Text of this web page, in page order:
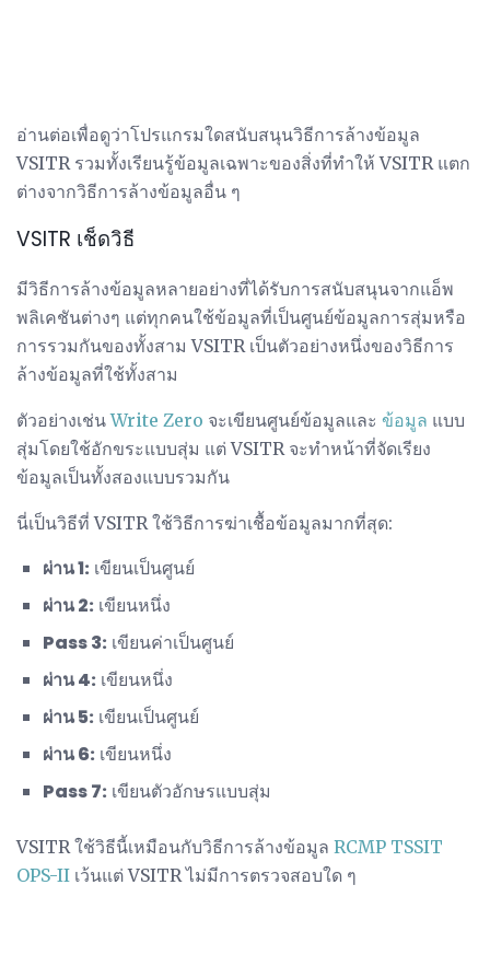
อ่านต่อเพื่อดูว่าโปรแกรมใดสนับสนุนวิธีการล้างข้อมูล
VSITR รวมทั้งเรียนรู้ข้อมูลเฉพาะของสิ่งที่ทำให้ VSITR แตก
ต่างจากวิธีการล้างข้อมูลอื่น ๆ
VSITR เช็ดวิธี
มีวิธีการล้างข้อมูลหลายอย่างที่ได้รับการสนับสนุนจากแอ็พ
พลิเคชันต่างๆ แต่ทุกคนใช้ข้อมูลที่เป็นศูนย์ข้อมูลการสุ่มหรือ
การรวมกันของทั้งสาม VSITR เป็นตัวอย่างหนึ่งของวิธีการ
ล้างข้อมูลที่ใช้ทั้งสาม
ตัวอย่างเช่นWrite Zero จะเขียนศูนย์ข้อมูลและ ข้อมูล แบบ
สุ่มโดยใช้อักขระแบบสุ่ม แต่ VSITR จะทำหน้าที่จัดเรียง
ข้อมูลเป็นทั้งสองแบบรวมกัน
นี่เป็นวิธีที่ VSITR ใช้วิธีการฆ่าเชื้อข้อมูลมากที่สุด:
ผ่าน 1: เขียนเป็นศูนย์
ผ่าน 2: เขียนหนึ่ง
Pass 3: เขียนค่าเป็นศูนย์
ผ่าน 4: เขียนหนึ่ง
ผ่าน 5: เขียนเป็นศูนย์
ผ่าน 6: เขียนหนึ่ง
Pass 7: เขียนตัวอักษรแบบสุ่ม
VSITR ใช้วิธีนี้เหมือนกับวิธีการล้างข้อมูล RCMP TSSIT
OPS-II เว้นแต่ VSITR ไม่มีการตรวจสอบใด ๆ